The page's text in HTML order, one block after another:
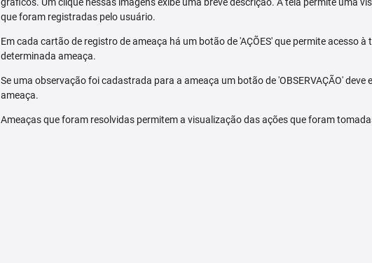
que foram registradas pelo usuário.
Em cada cartão de registro de ameaça há um botão de 'AÇÕES' que permite acesso à
determinada ameaça.
Se uma observação foi cadastrada para a ameaça um botão de 'OBSERVAÇÃO'
ameaça.
Ameaças que foram resolvidas permitem a visualização das ações que foram